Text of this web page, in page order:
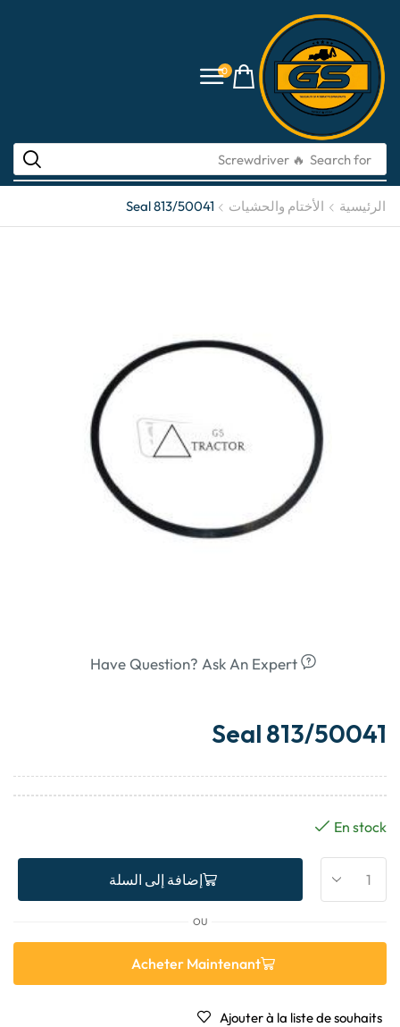
0
Search for
🔥 li-ion batteries
الرئيسية الأختام والحشيات Seal 813/50041
Have Question? Ask An Expert
Seal 813/50041
En stock
إضافة إلى السلة
OU
Acheter Maintenant
Ajouter à la liste de souhaits